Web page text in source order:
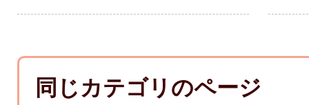
同じカテゴリのページ